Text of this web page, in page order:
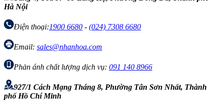
Hà Nội
Điện thoại:1900 6680 - (024) 7308 6680
Email: sales@nhanhoa.com
Phản ánh chất lượng dịch vụ: 091 140 8966
927/1 Cách Mạng Tháng 8, Phường Tân Sơn Nhất, Thành
phố Hồ Chí Minh